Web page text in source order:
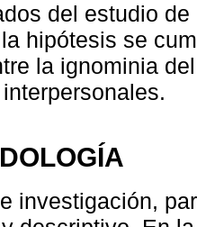
del estudio
hipótesis se
la ignominia
investigación,